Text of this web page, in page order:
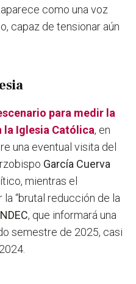
aparece como una voz
capaz de tensionar aún
para medir la
la Iglesia Católica, en
una eventual visita del
García Cuerva
mientras el
“brutal reducción de la
, que informará una
semestre de 2025, casi